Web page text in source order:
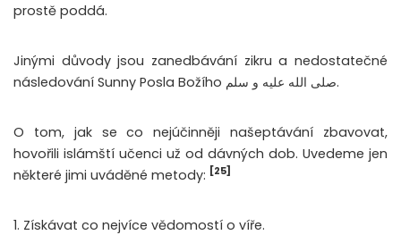
prostě poddá.
Jinými důvody jsou zanedbávání zikru a nedostatečné
následování Sunny Posla Božího صلى الله عليه و سلم.
O tom, jak se co nejúčinněji našeptávání zbavovat,
hovořili islámští učenci už od dávných dob. Uvedeme jen
některé jimi uváděné metody: [25]
1. Získávat co nejvíce vědomostí o víře.